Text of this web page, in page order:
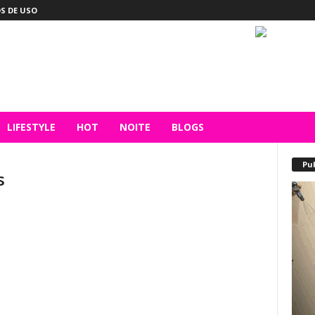
DE USO
LIFESTYLE HOT NOITE BLOGS